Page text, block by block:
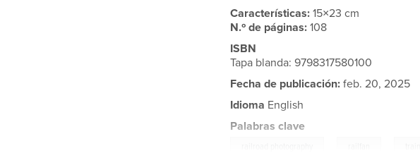
Características:15×23 cm
N.º de páginas:108
ISBN
Tapa blanda: 9798317580100
Fecha de publicación: feb. 20, 2025
Idioma English
Palabras clave